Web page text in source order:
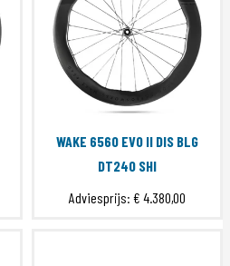
WAKE 6560 EVO II DIS BLG
DT240 SHI
Adviesprijs: € 4.380,00